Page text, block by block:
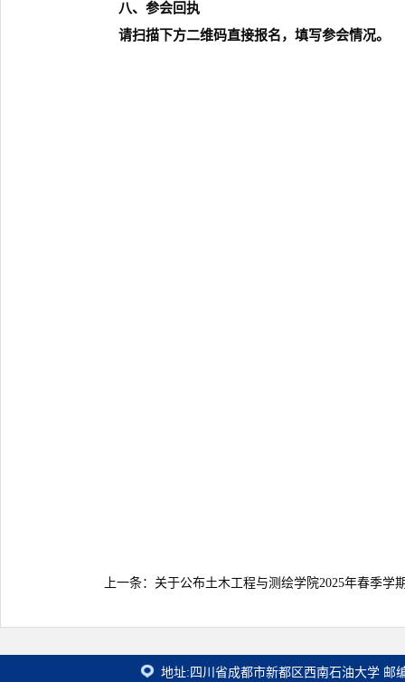
八、参会回执
请扫描下方二维码直接报名，填写参会情况。
上一条： 关于公布土木工程与测绘学院2025年春季学
地址:四川省成都市新都区西南石油大学